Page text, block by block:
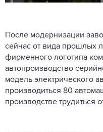
После модернизации
сейчас от вида прошлых
фирменного логотипа
автопроизводство
модель электрического
производиться 80
производстве трудиться